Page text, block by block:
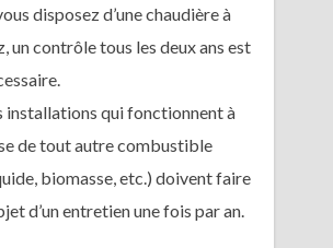
disposez d’une chaudière à
un contrôle tous les deux ans est
installations qui fonctionnent à
de tout autre combustible
biomasse, etc.) doivent faire
d’un entretien une fois par an.